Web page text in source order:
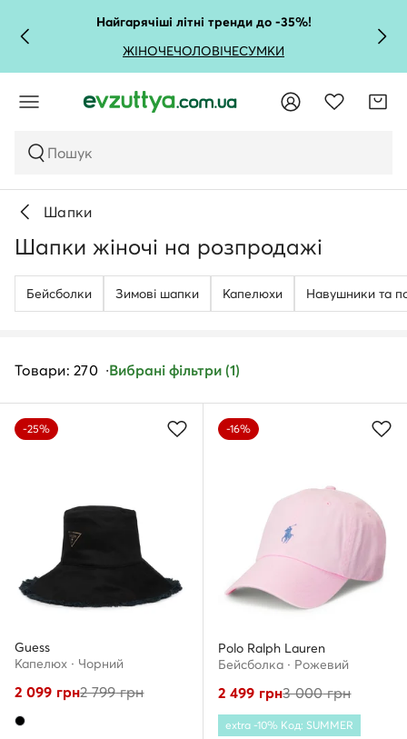
Найгарячіші літні тренди до -35%!
ЖІНОЧЕЧОЛОВІЧЕСУМКИ
Пошук
Шапки
Шапки жіночі на розпродажі
Бейсболки Зимові шапки Капелюхи Навушники та
Товари: 270 Вибрані фільтри (1)
-25%
Guess
Капелюх · Чорний
2 099 грн2 799грн
-16%
Polo Ralph Lauren
Бейсболка · Рожевий
2 499 грн3 000грн
extra -10% Код: SUMMER